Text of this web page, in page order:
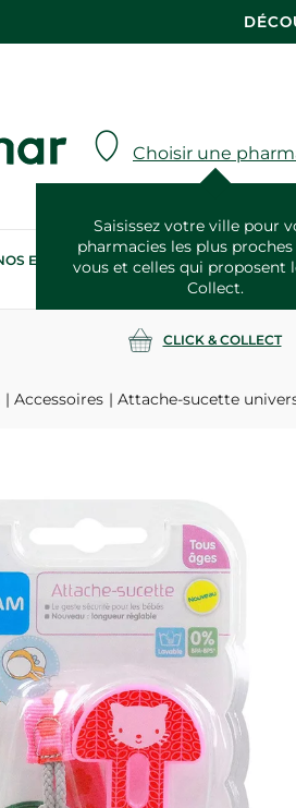
Choisir une
Saisissez votre ville pour
pharmacies les plus proches
vous et celles qui proposent
Collect.
ENGAGEMENTS
RSE
NOS
CLICK & COLLECT
Accessoires Attache-sucette